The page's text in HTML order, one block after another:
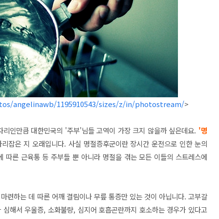
angelinawb/1195910543/sizes/z/in/photostream/>
인만큼 대한민국의 '주부'님들 고역이 가장 크지 않을까 싶은데요. '명
잡은 지 오래입니다. 사실 명절증후군이란 장시간 운전으로 인한 눈의
따른 근육통 등 주부들 뿐 아니라 명절을 겪는 모든 이들의 스트레스에
련하는 데 따른 어깨 결림이나 무릎 통증만 있는 것이 아닙니다. 고부갈
해서 우울증, 소화불량, 심지어 호흡곤란까지 호소하는 경우가 있다고